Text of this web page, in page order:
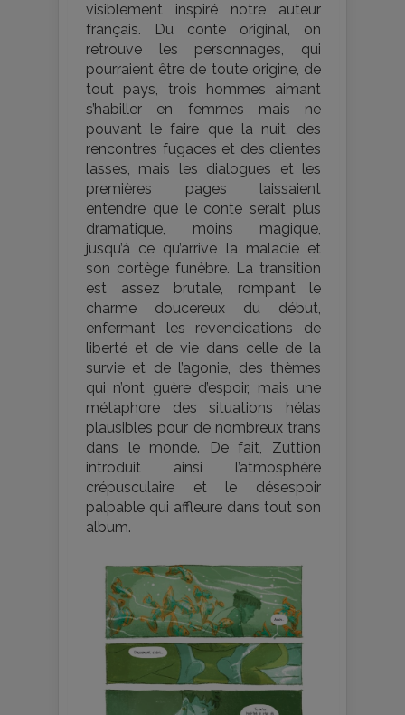
visiblement inspiré notre auteur
français. Du conte original, on
retrouve les personnages, qui
pourraient être de toute origine, de
tout pays, trois hommes aimant
s’habiller en femmes mais ne
pouvant le faire que la nuit, des
rencontres fugaces et des clientes
lasses, mais les dialogues et les
premières pages laissaient
entendre que le conte serait plus
dramatique, moins magique,
jusqu’à ce qu’arrive la maladie et
son cortège funèbre. La transition
est assez brutale, rompant le
charme doucereux du début,
enfermant les revendications de
liberté et de vie dans celle de la
survie et de l’agonie, des thèmes
qui n’ont guère d’espoir, mais une
métaphore des situations hélas
plausibles pour de nombreux trans
dans le monde. De fait, Zuttion
introduit ainsi l’atmosphère
crépusculaire et le désespoir
palpable qui affleure dans tout son
album.